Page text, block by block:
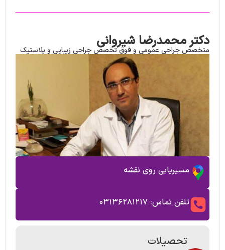
دکتر محمدرضا شیروانی
متخصص جراحی عمومی و فوق تخصص جراحی زیبایی و پلاستیک
مسیریابی روی نقشه
تلفن تماس: ۰۳۱۳۶۲۸۱۲۱۷
تحصیلات